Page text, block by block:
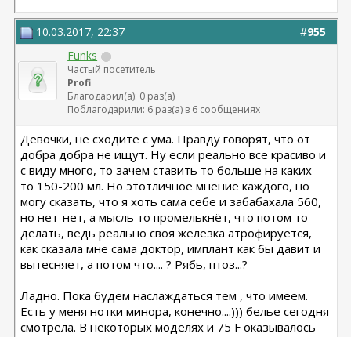
#955
10.03.2017, 22:37
Funks
Частый посетитель
Profi
Благодарил(а): 0 раз(а)
Поблагодарили: 6 раз(а) в 6 сообщениях
Девочки, не сходите с ума. Правду говорят, что от
добра добра не ищут. Ну если реально все красиво и
с виду много, то зачем ставить то больше на каких-
то 150-200 мл. Но этотличное мнение каждого, но
могу сказать, что я хоть сама себе и забабахала 560,
но нет-нет, а мысль то промелькнёт, что потом то
делать, ведь реально своя железка атрофируется,
как сказала мне сама доктор, имплант как бы давит и
вытесняет, а потом что.... ? Рябь, птоз...?
Ладно. Пока будем наслаждаться тем , что имеем.
Есть у меня нотки минора, конечно....))) белье сегодня
смотрела. В некоторых моделях и 75 F оказывалось